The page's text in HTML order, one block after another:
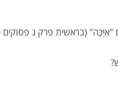
(בראשית פרק ג פסוקים